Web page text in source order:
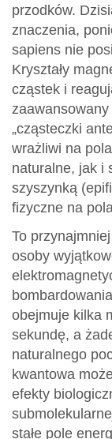
przodków.
znaczenia,
sapiens nie
Kryształy
cząstek i
„cząsteczki
wrażliwi na
naturalne, jak i
szyszynką
fizyczne na
To
osoby
obejmuje kilka
sekundę, a
naturalnego
kwantowa
efekty
stałe pole